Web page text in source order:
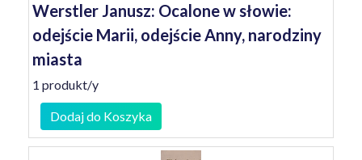
Werstler Janusz: Ocalone w słowie:
odejście Marii, odejście Anny, narodziny
miasta
1 produkt/y
Dodaj do Koszyka